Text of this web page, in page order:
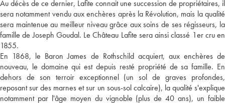
Au décès de ce dernier, Lafite connait une succession de propriétaires, il
sera notamment vendu aux enchères après la Révolution, mais la qualité
sera maintenue au meilleur niveau grâce aux soins de ses régisseurs, la
famille de Joseph Goudal. Le Château Lafite sera ainsi classé 1er cru en
1855.
En 1868, le Baron James de Rothschild acquiert, aux enchères de
nouveau, le domaine qui est depuis resté propriété de sa famille. En
dehors de son terroir exceptionnel (un sol de graves profondes,
reposant sur des marnes et sur un sous-sol calcaire), la qualité s'explique
notamment par l'âge moyen du vignoble (plus de 40 ans), un faible